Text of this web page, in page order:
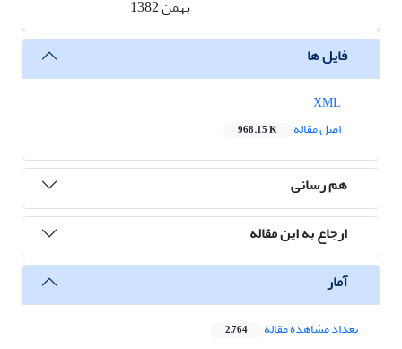
بهمن 1382
فایل ها
اصل مقاله
968.15 K
هم رسانی
ارجاع به این مقاله
آمار
تعداد مشاهده مقاله 2,764